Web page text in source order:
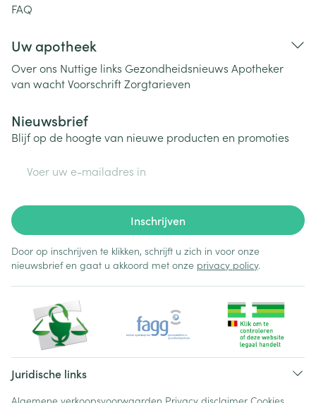
FAQ
Uw apotheek
Over ons Nuttige links Gezondheidsnieuws Apotheker
van wachtVoorschriftZorgtarieven
Nieuwsbrief
Blijf op de hoogte van nieuwe producten en promoties
Inschrijven
Door op inschrijven te klikken, schrijft u zich in voor onze
nieuwsbrief en gaat u akkoord met onze privacy policy.
Juridische links
Algemene verkoopsvoorwaarden Privacy disclaimer Cookies